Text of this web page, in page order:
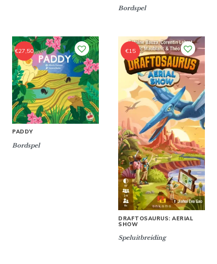
Bordspel
PADDY
Bordspel
€27,50
DRAFTOSAURUS: AERIAL
SHOW
Speluitbreiding
€15